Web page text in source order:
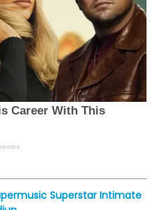
Superstar Intimate